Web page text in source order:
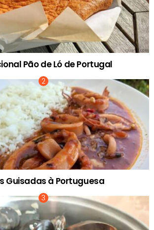
Pão de Ló de Portugal
Guisadas à Portuguesa